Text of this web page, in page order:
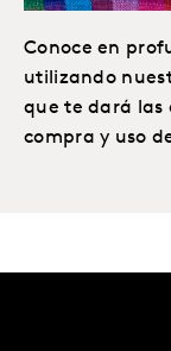
Conoce en
utilizando
que te dará las
compra y uso